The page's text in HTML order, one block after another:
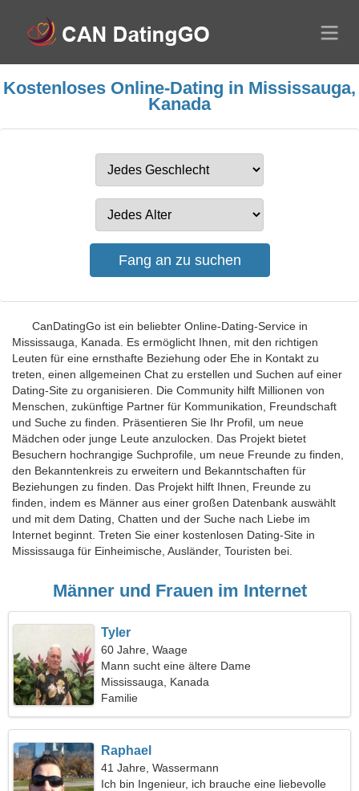
Kostenloses Online-Dating in Mississauga,
Kanada
CanDatingGo ist ein beliebter Online-Dating-Service in
Mississauga, Kanada. Es ermöglicht Ihnen, mit den richtigen
Leuten für eine ernsthafte Beziehung oder Ehe in Kontakt zu
treten, einen allgemeinen Chat zu erstellen und Suchen auf einer
Dating-Site zu organisieren. Die Community hilft Millionen von
Menschen, zukünftige Partner für Kommunikation, Freundschaft
und Suche zu finden. Präsentieren Sie Ihr Profil, um neue
Mädchen oder junge Leute anzulocken. Das Projekt bietet
Besuchern hochrangige Suchprofile, um neue Freunde zu finden,
den Bekanntenkreis zu erweitern und Bekanntschaften für
Beziehungen zu finden. Das Projekt hilft Ihnen, Freunde zu
finden, indem es Männer aus einer großen Datenbank auswählt
und mit dem Dating, Chatten und der Suche nach Liebe im
Internet beginnt. Treten Sie einer kostenlosen Dating-Site in
Mississauga für Einheimische, Ausländer, Touristen bei.
Männer und Frauen im Internet
Tyler
60 Jahre, Waage
Mann sucht eine ältere Dame
Mississauga, Kanada
Familie
Raphael
41 Jahre, Wassermann
Ich bin Ingenieur, ich brauche eine liebevolle